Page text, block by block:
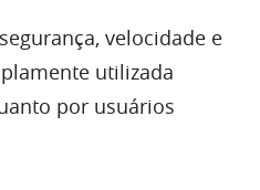
velocidade e
utilizada
por usuários